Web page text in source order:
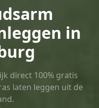
in
direct 100% gratis
laten leggen uit de